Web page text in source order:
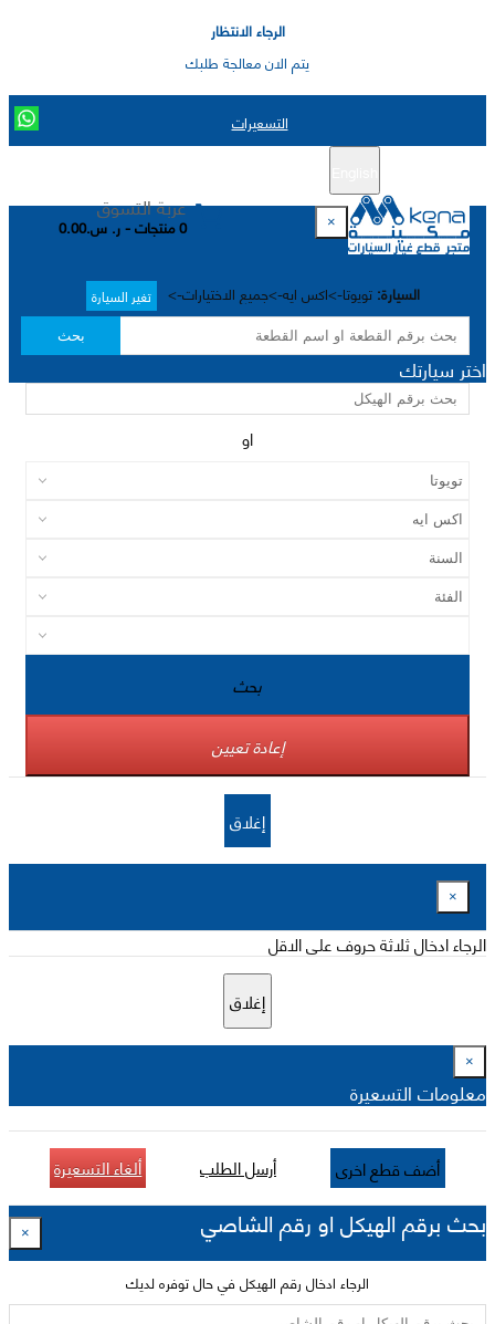
الرجاء الانتظار
يتم الان معالجة طلبك
التسعيرات
عربة التسوق
0 منتجات - ر. س.0.00
السيارة: تويوتا->اكس ايه->جميع الاختيارات-> تغير السيارة
بحث
×
اختر سيارتك
او
بحث
إعادة تعيين
إغلاق
×
الرجاء ادخال ثلاثة حروف على الاقل
إغلاق
×
معلومات التسعيرة
أضف قطع اخرى أرسل الطلب ألغاء التسعيرة
بحث برقم الهيكل او رقم الشاصي ×
الرجاء ادخال رقم الهيكل في حال توفره لديك